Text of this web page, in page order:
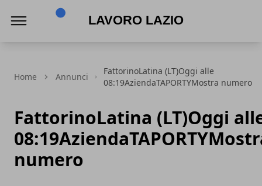
Home Annunci
FattorinoLatina (LT)Oggi alle
08:19AziendaTAPORTYMostra numero
FattorinoLatina (LT)Oggi
numero